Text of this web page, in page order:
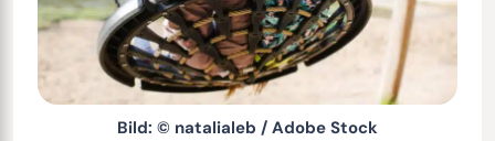
Bild: © natalialeb / Adobe Stock